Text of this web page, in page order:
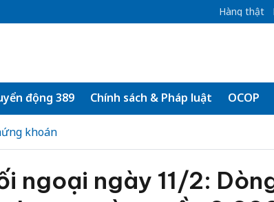
Hàng thật
động 389 Chính sách & Pháp luật OCOP
khoán
ngoại ngày 11/2: